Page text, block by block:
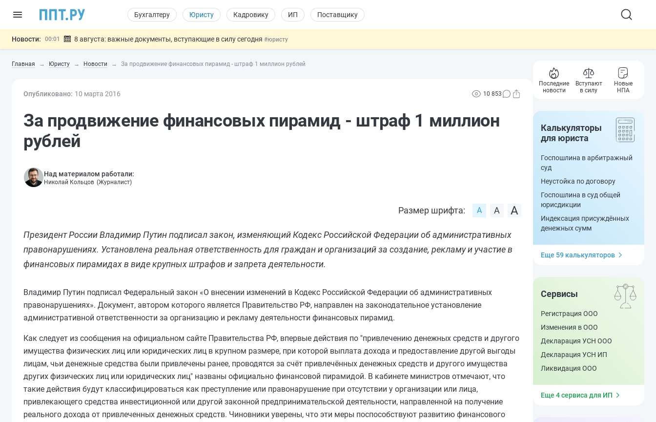
Бухгалтеру Юристу Кадровику ИП Поставщику
Новости: 00:01 8 августа: важные документы, вступающие в силу сегодня #юристу
07.08 Дистанционную работу беременных пропишут в ТК РФ #кадровику
07.08
Важно Разработают единые критерии трудовых и ГПХ-отношений
Главная Юристу Новости За продвижение финансовых пирамид - штраф 1 миллион рублей
Опубликовано: 10 марта 2016 10 853
За продвижение финансовых пирамид - штраф 1 миллион
рублей
Над материалом работали:
Николай Кольцов (Журналист)
Размер шрифта:
Президент России Владимир Путин подписал закон, изменяющий Кодекс Российской Федерации об административных
правонарушениях. Установлена реальная ответственность для граждан и организаций за создание, рекламу и участие в
финансовых пирамидах в виде крупных штрафов и запрета деятельности.
Владимир Путин подписал Федеральный закон «О внесении изменений в Кодекс Российской Федерации об административных
правонарушениях». Документ, автором которого является Правительство РФ, направлен на законодательное установление
административной ответственности за организацию и рекламу деятельности финансовых пирамид.
Как следует из сообщения на официальном сайте Правительства РФ, впервые действия по "привлечению денежных средств и другого
имущества физических лиц или юридических лиц в крупном размере, при которой выплата дохода и предоставление другой выгоды
лицам, чьи денежные средства были привлечены ранее, проводятся за счёт привлечённых денежных средств и другого имущества
других физических лиц или юридических лиц" названы официально финансовой пирамидой. В кабинете министров отмечают, что
такие действия будут классифицироваться как преступление или правонарушение при отсутствии у организации или лица,
привлекающего средства инвестиционной или другой законной предпринимательской деятельности, направленной на получение
реального дохода от привлеченных денежных средств. Чиновники уверены, что эти меры поспособствуют развитию финансового
Последние
новости
Вступают
в силу
Новые
НПА
Калькуляторы
для юриста
Госпошлина в арбитражный
суд
Неустойка по договору
Госпошлина в суд общей
юрисдикции
Индексация присуждённых
денежных сумм
Еще 59 калькуляторов
Сервисы
Регистрация ООО
Изменения в ООО
Декларация УСН ООО
Декларация УСН ИП
Ликвидация ООО
Еще 4 сервиса для ИП